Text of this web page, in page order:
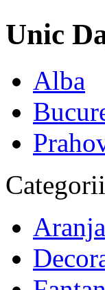
Unic
Alba